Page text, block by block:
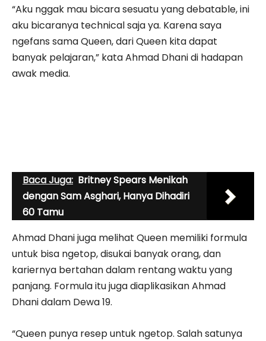
“Aku nggak mau bicara sesuatu yang debatable, ini
aku bicaranya technical saja ya. Karena saya
ngefans sama Queen, dari Queen kita dapat
banyak pelajaran,” kata Ahmad Dhani di hadapan
awak media.
Baca Juga: Britney Spears Menikah
dengan Sam Asghari, Hanya Dihadiri
60 Tamu
Ahmad Dhani juga melihat Queen memiliki formula
untuk bisa ngetop, disukai banyak orang, dan
kariernya bertahan dalam rentang waktu yang
panjang. Formula itu juga diaplikasikan Ahmad
Dhani dalam Dewa 19.
“Queen punya resep untuk ngetop. Salah satunya